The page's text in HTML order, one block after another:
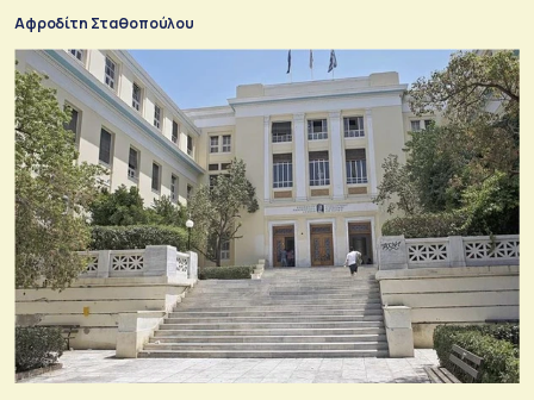
Αφροδίτη Σταθοπούλου